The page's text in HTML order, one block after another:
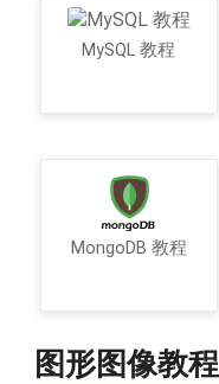
MySQL 教程
MongoDB 教程
图形图像教程